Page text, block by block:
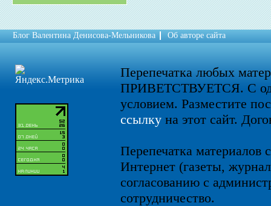
Блог Валентина Денисова-Мельникова Об авторе сайта
Перепечатка любых
ПРИВЕТСТВУЕТСЯ. С
условием. Разместите
ссылкуна этот сайт.
Перепечатка материалов
Интернет (газеты,
согласованию с
сотрудничество.